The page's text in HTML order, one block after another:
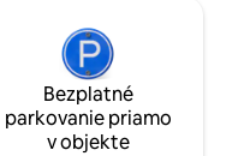
Bezplatné
parkovanie priamo
v objekte